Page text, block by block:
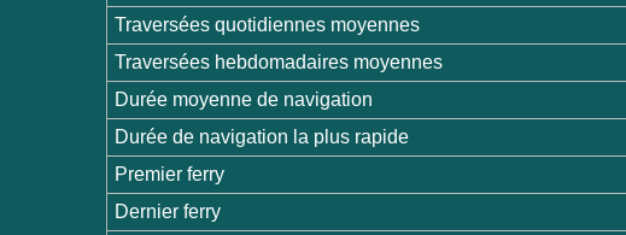
Traversées quotidiennes moyennes
Traversées hebdomadaires moyennes
Durée moyenne de navigation
Durée de navigation la plus rapide
Premier ferry
Dernier ferry